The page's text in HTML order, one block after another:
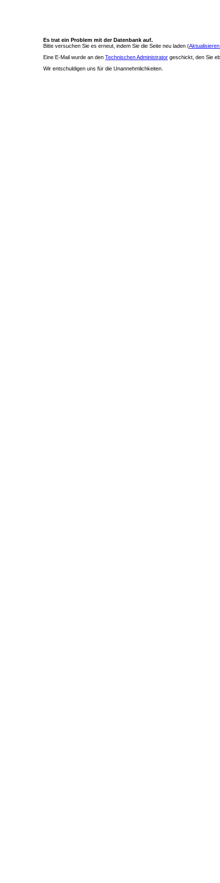
Es trat ein Problem mit der Datenbank auf.
Bitte versuchen Sie es erneut, indem Sie die Seite neu laden (
Eine E-Mail wurde an den Technischen Administrator geschickt, den Sie
Wir entschuldigen uns für die Unannehmlichkeiten.